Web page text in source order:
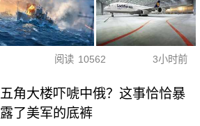
阅读 10562 3小时前
五角大楼吓唬中俄？这事恰恰暴
露了美军的底裤